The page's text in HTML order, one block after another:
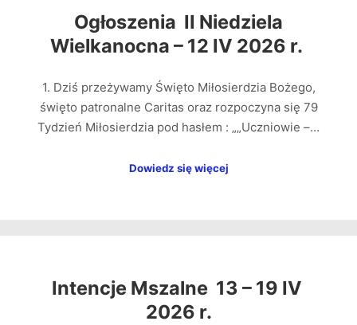
Ogłoszenia II Niedziela
Wielkanocna – 12 IV 2026 r.
1. Dziś przeżywamy Święto Miłosierdzia Bożego,
święto patronalne Caritas oraz rozpoczyna się 79
Tydzień Miłosierdzia pod hasłem : „„Uczniowie –…
Dowiedz się więcej
Intencje Mszalne 13 – 19 IV
2026 r.